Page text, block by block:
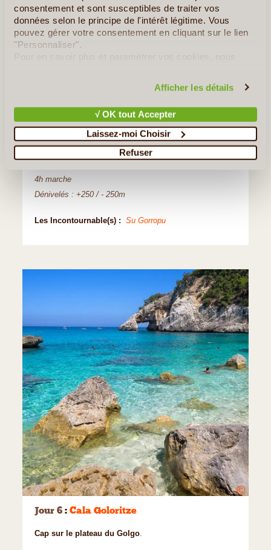
consentement et sont susceptibles de traiter vos
données selon le principe de l'intérêt légitime. Vous
pouvez gérer votre consentement en cliquant sur le lien
"Personnaliser".
Pour en savoir plus et paramétrer vos cookies, nous
Afficher les détails
√ OK tout Accepter
Laissez-moi Choisir
Refuser
Jour 5:Les gorges de Gorropu
En contrebas de la randonnée de la veille, vous
découvrez le canyon des
découvrez d'impressionnantes falaises de 350m de haut.
Des vasques se prêtent à une baignade rafraîchissante,
et les plus aventureux pourront continuer dans le lit de la
rivière entre les blocs de roche.
4h marche
Dénivelés : +250 / - 250m
Les Incontournable(s) : Su Gorropu
©
Jour 6 : Cala Goloritze
Cap sur le plateau du Golgo.